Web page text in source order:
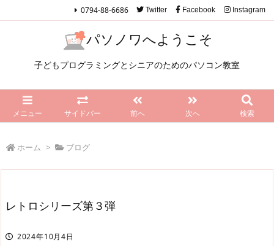
パソノワへようこそ
子どもプログラミングとシニアのためのパソコン教室
メニュー サイドバー 前へ 次へ 検索
0794-88-6686 Twitter Facebook Instagram
ホーム > ブログ
レトロシリーズ第３弾
2024年10月4日